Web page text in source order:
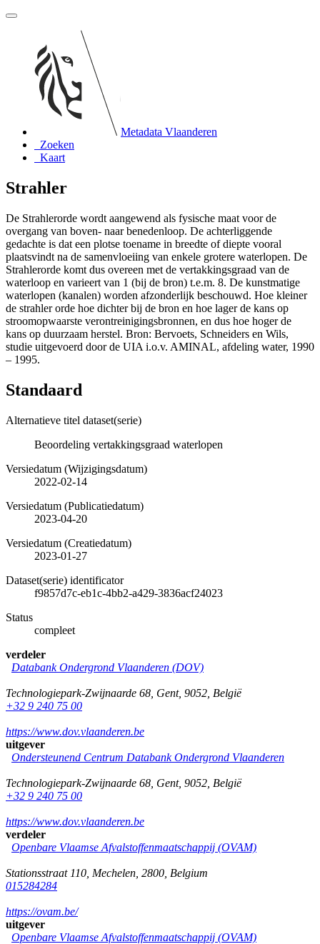
Metadata Vlaanderen
Zoeken
Kaart
Strahler
De Strahlerorde wordt aangewend als fysische maat voor de
overgang van boven- naar benedenloop. De achterliggende
gedachte is dat een plotse toename in breedte of diepte vooral
plaatsvindt na de samenvloeiing van enkele grotere waterlopen. De
Strahlerorde komt dus overeen met de vertakkingsgraad van de
waterloop en varieert van 1 (bij de bron) t.e.m. 8. De kunstmatige
waterlopen (kanalen) worden afzonderlijk beschouwd. Hoe kleiner
de strahler orde hoe dichter bij de bron en hoe lager de kans op
stroomopwaarste verontreinigingsbronnen, en dus hoe hoger de
kans op duurzaam herstel. Bron: Bervoets, Schneiders en Wils,
studie uitgevoerd door de UIA i.o.v. AMINAL, afdeling water, 1990
– 1995.
Standaard
Alternatieve titel dataset(serie)
Beoordeling vertakkingsgraad waterlopen
Versiedatum (Wijzigingsdatum)
2022-02-14
Versiedatum (Publicatiedatum)
2023-04-20
Versiedatum (Creatiedatum)
2023-01-27
Dataset(serie) identificator
f9857d7c-eb1c-4bb2-a429-3836acf24023
Status
compleet
verdeler
Databank Ondergrond Vlaanderen (DOV)
Technologiepark-Zwijnaarde 68 Gent, 9052 België
+32 9 240 75 00
https://www.dov.vlaanderen.be
uitgever
Ondersteunend Centrum Databank Ondergrond Vlaanderen
Technologiepark-Zwijnaarde 68 Gent, 9052 België
+32 9 240 75 00
https://www.dov.vlaanderen.be
verdeler
Openbare Vlaamse Afvalstoffenmaatschappij (OVAM)
Stationsstraat 110 Mechelen 2800 Belgium
015284284
https://ovam.be/
uitgever
Openbare Vlaamse Afvalstoffenmaatschappij (OVAM)